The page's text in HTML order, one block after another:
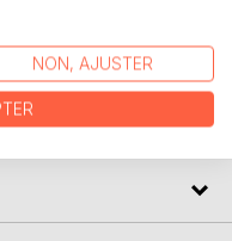
NON, AJUSTER